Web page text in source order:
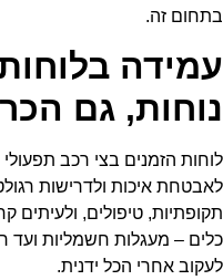
בתחום זה.
עמידה
נוחות, גם
לוחות הזמנים בצי רכב
לאבטחת איכות ולדרישות
תקופתיות, טיפולים, ולעיתים
כלים – מעגלות חשמליות ועד
לעקוב אחרי הכל ידנית.